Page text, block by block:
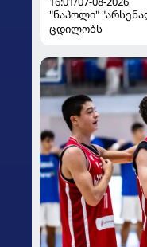
"ნაპოლი"
ცდილობს